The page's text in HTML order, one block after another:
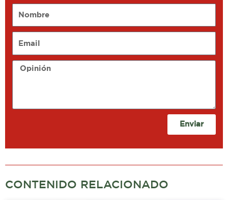
Opinión
Enviar
CONTENIDO RELACIONADO